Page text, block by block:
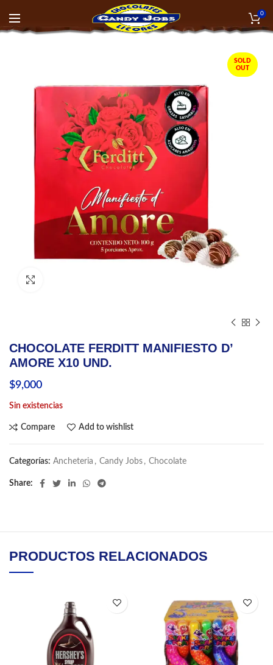
0
SOLD
OUT
CHOCOLATE FERDITT MANIFIESTO D’
AMORE X10 UND.
$9,000
Sin existencias
Compare Add to wishlist
Categorías: Ancheteria , Candy Jobs , Chocolate
Share
PRODUCTOS RELACIONADOS